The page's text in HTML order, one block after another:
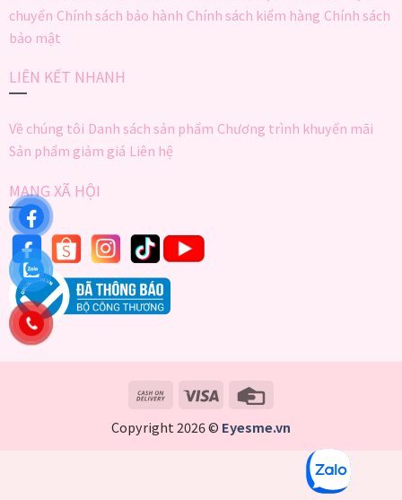
chuyển Chính sách bảo hành Chính sách kiểm hàng Chính sách
bảo mật
LIÊN KẾT NHANH
Về chúng tôi Danh sách sản phẩm Chương trình khuyến mãi
Sản phẩm giảm giá Liên hệ
MẠNG XÃ HỘI
Copyright 2026 © Eyesme.vn